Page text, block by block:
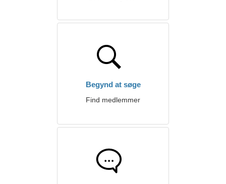
Begynd at søge
Find medlemmer